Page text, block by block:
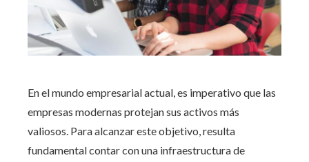
En el mundo empresarial actual, es imperativo que las
empresas modernas protejan sus activos más
valiosos. Para alcanzar este objetivo, resulta
fundamental contar conuna infraestructura de